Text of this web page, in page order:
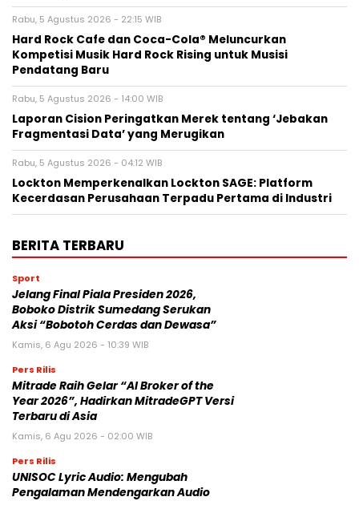
Rabu, 5 Agustus 2026 - 22:15 WIB
Hard Rock Cafe dan Coca-Cola® Meluncurkan
Kompetisi Musik Hard Rock Rising untuk Musisi
Pendatang Baru
Rabu, 5 Agustus 2026 - 14:00 WIB
Laporan Cision Peringatkan Merek tentang ‘Jebakan
Fragmentasi Data’ yang Merugikan
Rabu, 5 Agustus 2026 - 04:12 WIB
Lockton Memperkenalkan Lockton SAGE: Platform
Kecerdasan Perusahaan Terpadu Pertama di Industri
BERITA TERBARU
Sport
Jelang Final Piala Presiden 2026,
Boboko Distrik Sumedang Serukan
Aksi “Bobotoh Cerdas dan Dewasa”
Kamis, 6 Agu 2026 - 10:39 WIB
Pers Rilis
Mitrade Raih Gelar “AI Broker of the
Year 2026”, Hadirkan MitradeGPT Versi
Terbaru di Asia
Kamis, 6 Agu 2026 - 02:00 WIB
Pers Rilis
UNISOC Lyric Audio: Mengubah
Pengalaman Mendengarkan Audio